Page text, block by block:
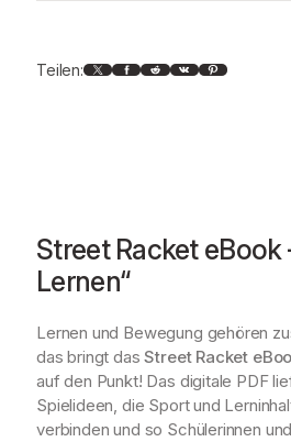
e
L
e
r
e
n
"
(
P
Teilen: X Facebook Reddit VK Pinterest
Street Racket eBook
Lernen“
Lernen und Bewegung gehören
das bringt dasStreet Racket
auf den Punkt! Das digitale PDF
Spielideen, die Sport und
verbinden und so Schülerinnen